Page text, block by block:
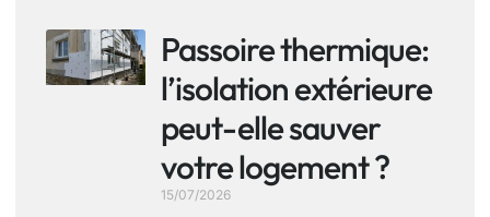
Passoire thermique:
l’isolation extérieure
peut-elle sauver
votre logement ?
15/07/2026